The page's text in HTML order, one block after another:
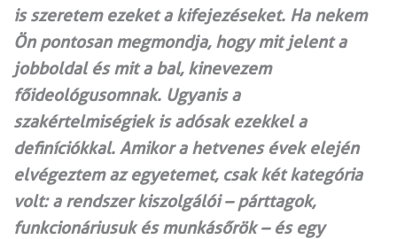
is szeretem ezeket a kifejezéseket. Ha nekem
Ön pontosan megmondja, hogy mit jelent a
jobboldal és mit a bal, kinevezem
főideológusomnak. Ugyanis a
szakértelmiségiek is adósak ezekkel a
definíciókkal. Amikor a hetvenes évek elején
elvégeztem az egyetemet, csak két kategória
volt: a rendszer kiszolgálói – párttagok,
funkcionáriusuk és munkásőrök – és egy